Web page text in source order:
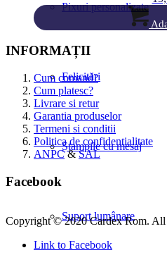
Pixuri personalizate
Felicitări
Ștampile cu mesaj
Suport lumânare
INFORMAȚII
Cum comand?
Cum platesc?
Livrare si retur
Garantia produselor
Termeni si conditii
Politica de confidentialitate
ANPC&SAL
Facebook
Copyright © 2020 Cardex Rom. All
Link to Facebook